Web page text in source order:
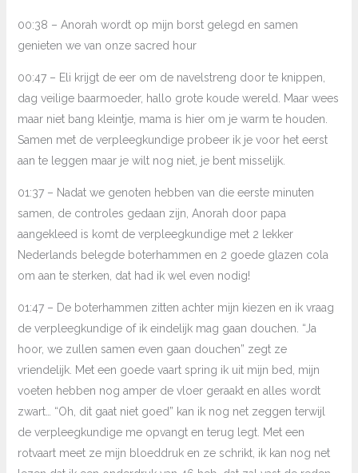
00:38 – Anorah wordt op mijn borst gelegd en samen
genieten we van onze sacred hour
00:47 – Eli krijgt de eer om de navelstreng door te knippen,
dag veilige baarmoeder, hallo grote koude wereld. Maar wees
maar niet bang kleintje, mama is hier om je warm te houden.
Samen met de verpleegkundige probeer ik je voor het eerst
aan te leggen maar je wilt nog niet, je bent misselijk.
01:37 – Nadat we genoten hebben van die eerste minuten
samen, de controles gedaan zijn, Anorah door papa
aangekleed is komt de verpleegkundige met 2 lekker
Nederlands belegde boterhammen en 2 goede glazen cola
om aan te sterken, dat had ik wel even nodig!
01:47 – De boterhammen zitten achter mijn kiezen en ik vraag
de verpleegkundige of ik eindelijk mag gaan douchen. “Ja
hoor, we zullen samen even gaan douchen” zegt ze
vriendelijk. Met een goede vaart spring ik uit mijn bed, mijn
voeten hebben nog amper de vloer geraakt en alles wordt
zwart… “Oh, dit gaat niet goed” kan ik nog net zeggen terwijl
de verpleegkundige me opvangt en terug legt. Met een
rotvaart meet ze mijn bloeddruk en ze schrikt, ik kan nog net